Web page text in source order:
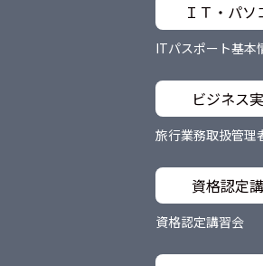
ＩＴ・パソ
ITパスポート基本
ビジネス
旅行業務取扱管理
資格認定
資格認定講習会